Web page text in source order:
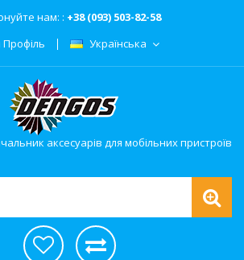
нам: : +38 (093) 503-82-58
Профіль
Українська
аксесуарів для мобільних пристроїв